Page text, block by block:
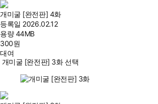
개미굴 [완전판] 4화
등록일 2026.02.12
용량44MB
300원
대여
개미굴 [완전판] 3화 선택